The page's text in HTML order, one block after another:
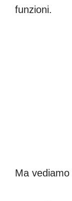
funzioni.
Ma vediamo